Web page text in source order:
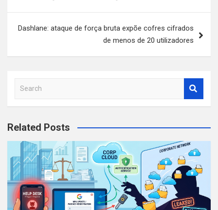
Dashlane: ataque de força bruta expõe cofres cifrados
de menos de 20 utilizadores
a
c
Related Posts